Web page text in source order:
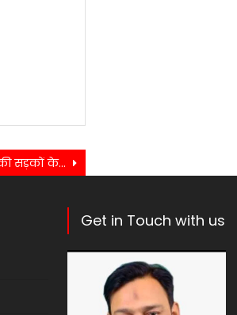
हल्द्वानी शहर की सड़कों के दुरुस्तीकरण के सम्बंध में ज़िलाधिकारी वंदना ने दिए निर्देश……..
Get in Touch with us